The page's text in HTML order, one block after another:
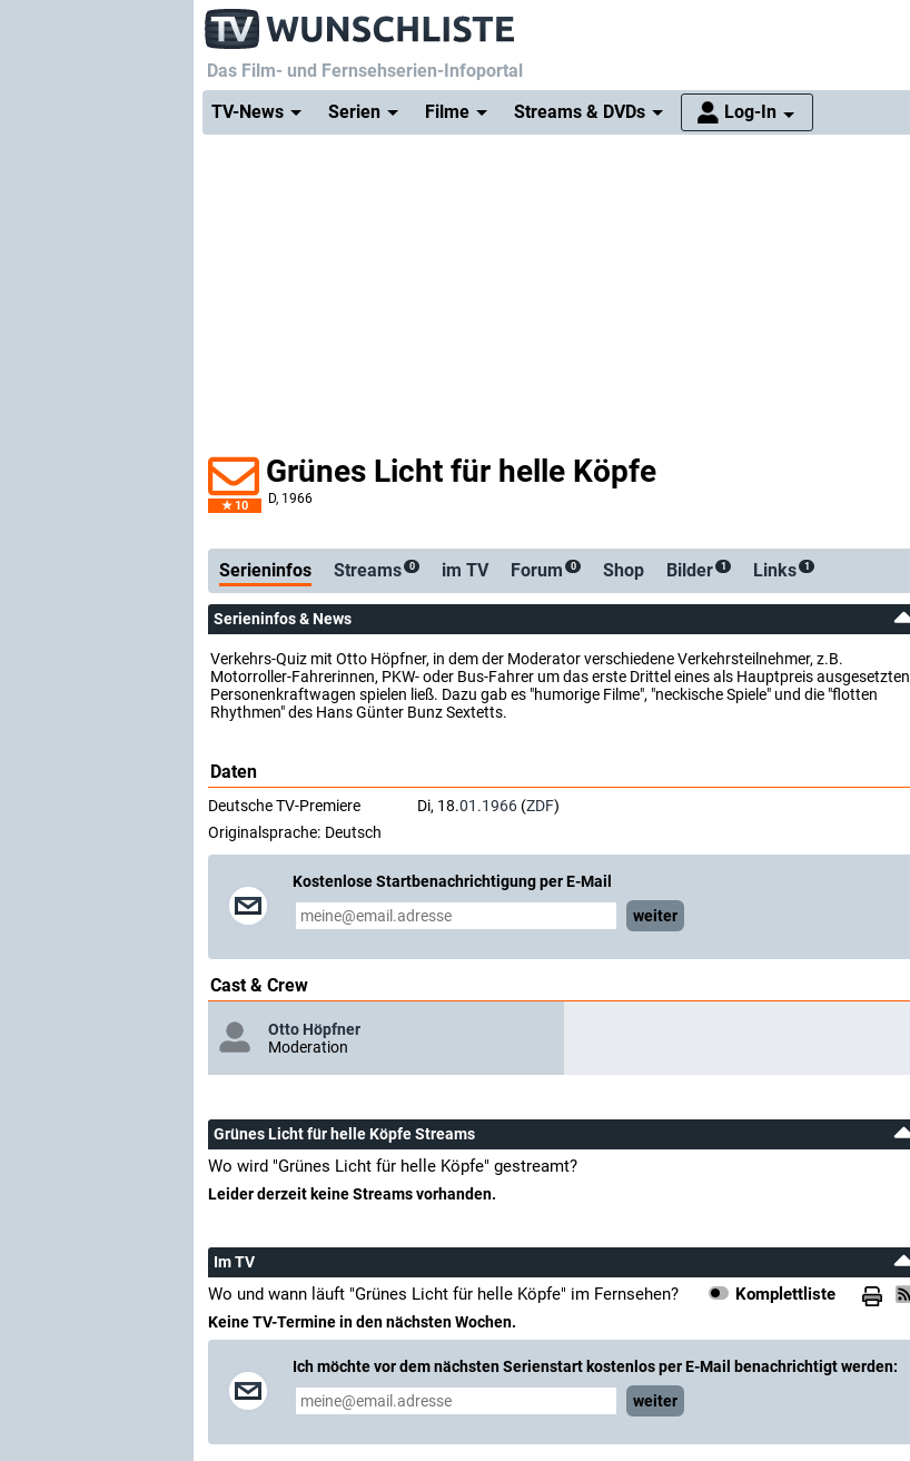
Das Film- und Fernsehserien-Infoportal
TV-News
Serien Filme Streams & DVDs Log-In
10
Grünes Licht für helle Köpfe
D, 1966
Serienticker
Serieninfos Streams 0 im TV Forum 0 Shop Bilder 1 Links 1
Serieninfos & News
Verkehrs-Quiz mit Otto Höpfner, in dem der Moderator verschiedene Verkehrsteilnehmer, z.B.
Motorroller-Fahrerinnen, PKW- oder Bus-Fahrer um das erste Drittel eines als Hauptpreis ausgesetzten
Personenkraftwagen spielen ließ. Dazu gab es "humorige Filme", "neckische Spiele" und die "flotten
Rhythmen" des Hans Günter Bunz Sextetts.
Daten
Deutsche TV-Premiere Di, 18.01.1966 (ZDF)
Originalsprache: Deutsch
Kostenlose Startbenachrichtigung per E-Mail
weiter
Cast & Crew
Otto Höpfner
Moderation
Grünes Licht für helle Köpfe Streams
Wo wird "Grünes Licht für helle Köpfe" gestreamt?
Leider derzeit keine Streams vorhanden.
Im TV
Wo und wann läuft "Grünes Licht für helle Köpfe" im Fernsehen? Komplettliste
Keine TV-Termine in den nächsten Wochen.
Ich möchte vor dem nächsten Serienstart kostenlos per E-Mail benachrichtigt werden:
weiter